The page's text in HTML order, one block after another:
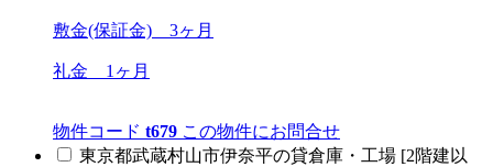
敷金(保証金) 3ヶ月
礼金 1ヶ月
物件コード t679 この物件にお問合せ
東京都武蔵村山市伊奈平の貸倉庫・工場 [2階建以